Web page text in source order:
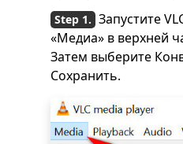
Запустите
«Медиа» в верхней
Затем выберите
Сохранить.